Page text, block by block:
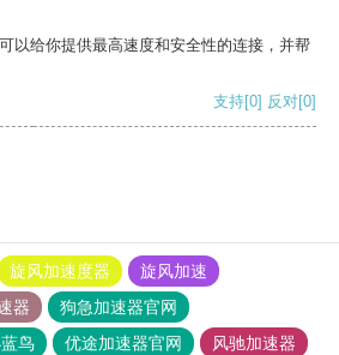
以给你提供最高速度和安全性的连接，并帮
支持[0] 反对[0]
旋风加速度器
旋风加速
器
狗急加速器官网
鸟 优途加速器官网
风驰加速器